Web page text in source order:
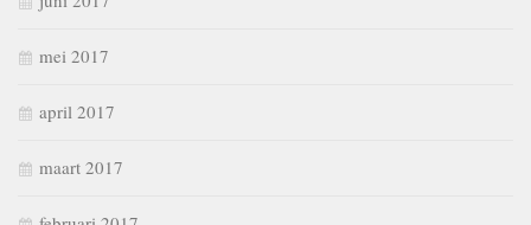
mei 2017
april 2017
maart 2017